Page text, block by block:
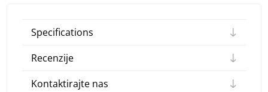
Specifications
Recenzije
Kontaktirajte nas